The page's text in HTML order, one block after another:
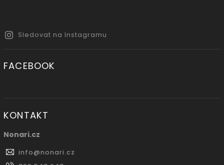
Sledovat na Instagramu
FACEBOOK
KONTAKT
Nonari.cz
info@nonari.cz